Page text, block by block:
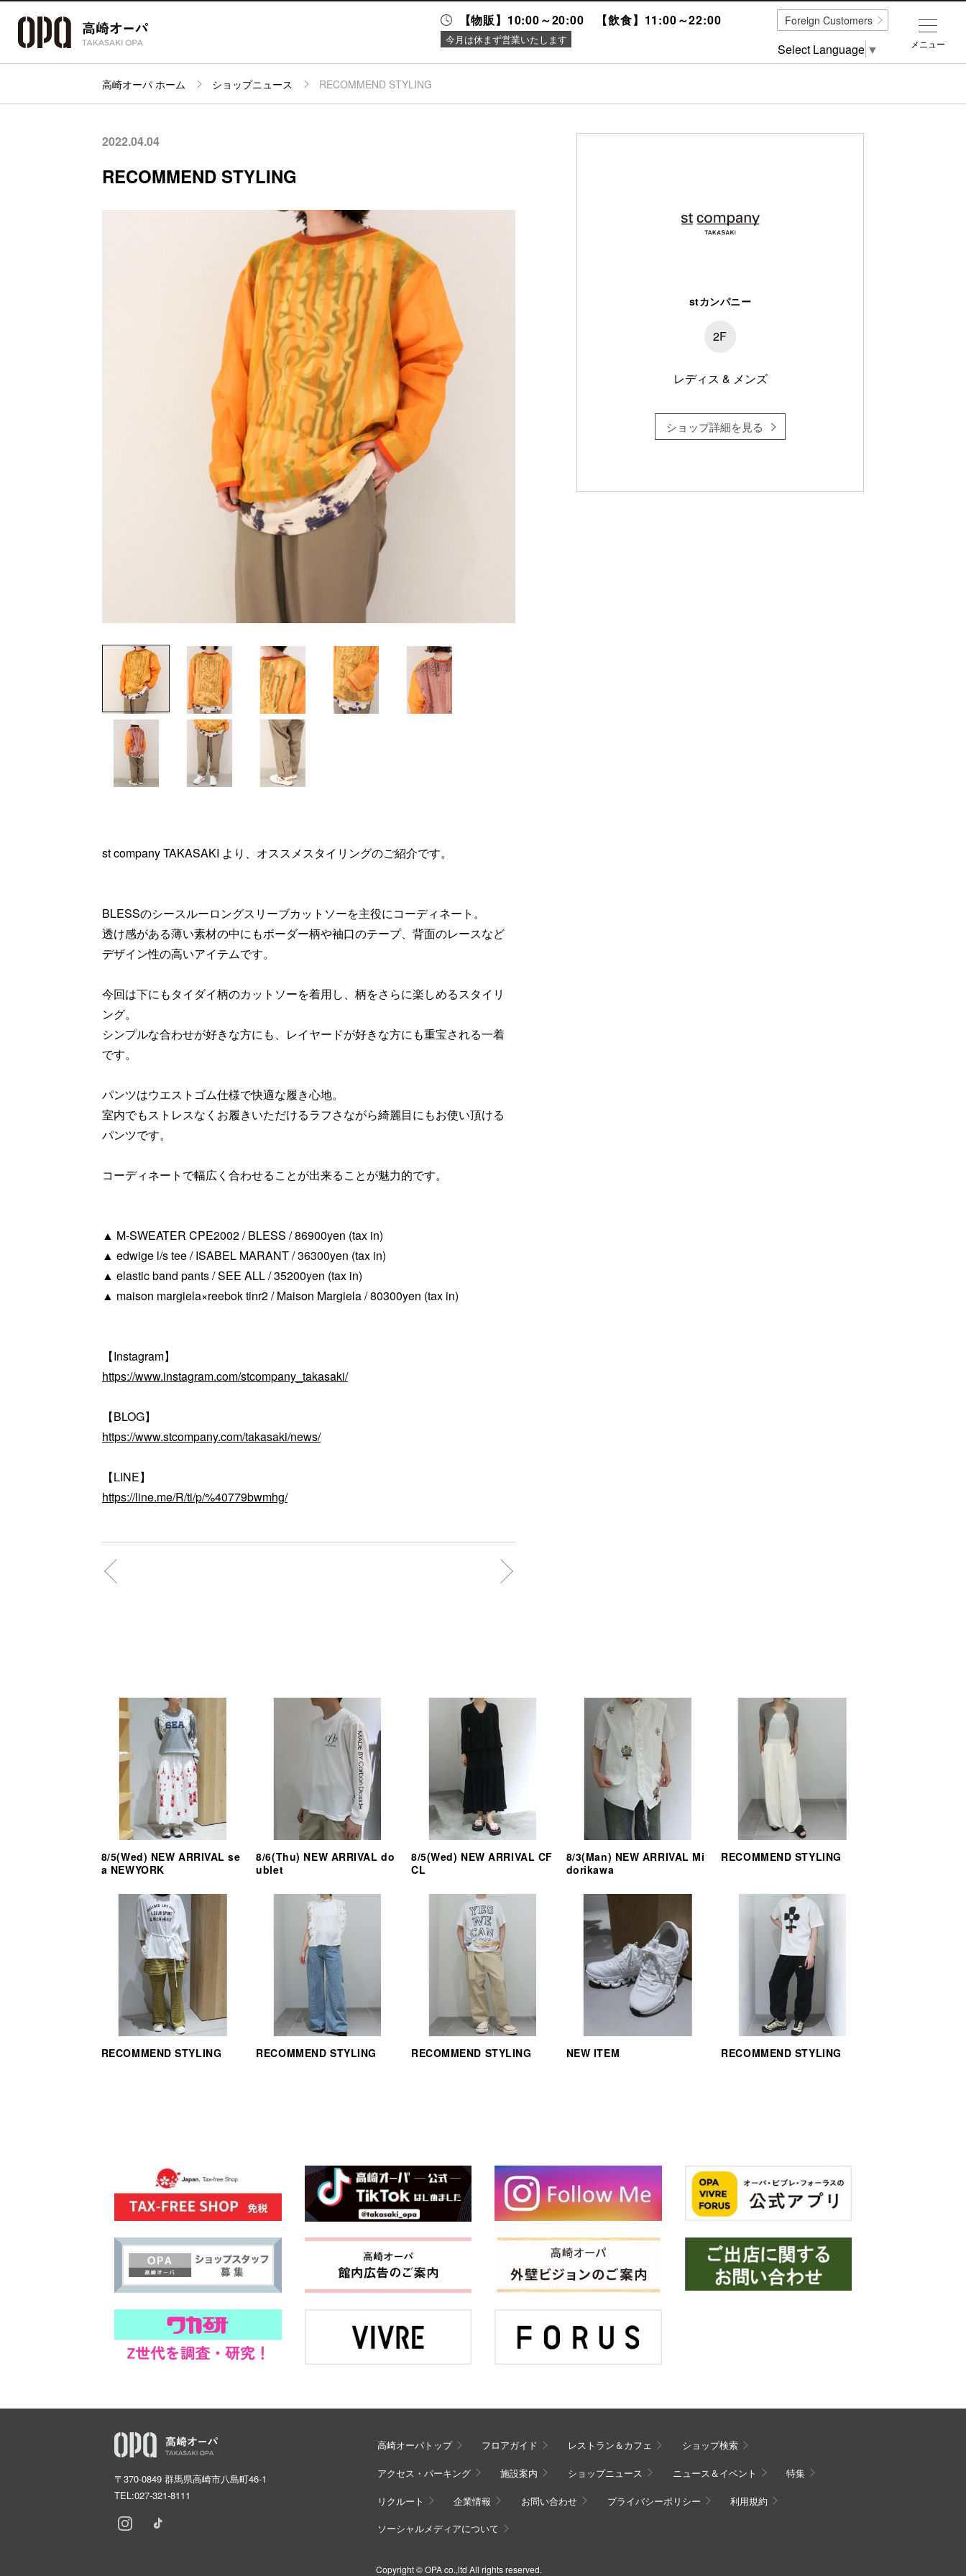
【物販】10:00～20:00 【飲食】11:00～22:00
今月は休まず営業いたします
パーキング
イベント
高崎オーパ ホーム ショップニュース RECOMMEND STYLING
2022.04.04
RECOMMEND STYLING
st company TAKASAKI より、オススメスタイリングのご紹介です。
BLESSのシースルーロングスリーブカットソーを主役にコーディネート。
透け感がある薄い素材の中にもボーダー柄や袖口のテープ、背面のレースなど
デザイン性の高いアイテムです。
今回は下にもタイダイ柄のカットソーを着用し、柄をさらに楽しめるスタイリ
ング。
シンプルな合わせが好きな方にも、レイヤードが好きな方にも重宝される一着
です。
パンツはウエストゴム仕様で快適な履き心地。
室内でもストレスなくお履きいただけるラフさながら綺麗目にもお使い頂ける
パンツです。
コーディネートで幅広く合わせることが出来ることが魅力的です。
▲ M-SWEATER CPE2002 / BLESS / 86900yen (tax in)
▲ edwige l/s tee / ISABEL MARANT / 36300yen (tax in)
▲ elastic band pants / SEE ALL / 35200yen (tax in)
▲ maison margiela×reebok tinr2 / Maison Margiela / 80300yen (tax in)
【Instagram】
https://www.instagram.com/stcompany_takasaki/
【BLOG】
https://www.stcompany.com/takasaki/news/
【LINE】
https://line.me/R/ti/p/%40779bwmhg/
stカンパニー
2F
レディス & メンズ
ショップ詳細を見る
8/5(Wed) NEW ARRIVAL se
a NEWYORK
8/6(Thu) NEW ARRIVAL do
ublet
8/5(Wed) NEW ARRIVAL CF
CL
8/3(Man) NEW ARRIVAL Mi
dorikawa
RECOMMEND STYLING
RECOMMEND STYLING RECOMMEND STYLING RECOMMEND STYLING NEW ITEM RECOMMEND STYLING
〒370-0849 群馬県高崎市八島町46-1
TEL:027-321-8111
高崎オーパトップ フロアガイド レストラン＆カフェ ショップ検索
アクセス・パーキング 施設案内 ショップニュース ニュース＆イベント 特集
リクルート 企業情報 お問い合わせ プライバシーポリシー 利用規約
ソーシャルメディアについて
Copyright © OPA co.,ltd All rights reserved.
メニュー
Foreign Customers
Select Language ▼